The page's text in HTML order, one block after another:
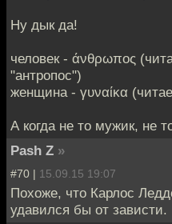
Ну дык да!
человек - άνθρωπος
"антропос")
женщина - γυναίκα
А когда не то мужик, не
Pash Z »
#70 | 15.09.15 19:07
Похоже, что Карлос
удавился бы от зависти.